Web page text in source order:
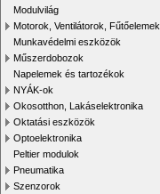
Modulvilág
Motorok, Ventilátorok, Fűtőelemek
Munkavédelmi eszközök
Műszerdobozok
Napelemek és tartozékok
NYÁK-ok
Okosotthon, Lakáselektronika
Oktatási eszközök
Optoelektronika
Peltier modulok
Pneumatika
Szenzorok